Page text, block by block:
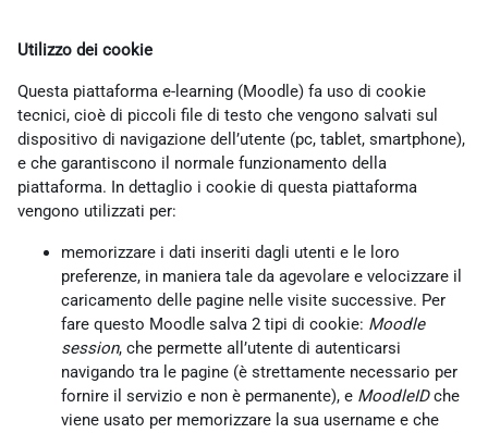
Utilizzo dei cookie
Questa piattaforma e-learning (Moodle) fa uso di cookie
tecnici, cioè di piccoli file di testo che vengono salvati sul
dispositivo di navigazione dell’utente (pc, tablet, smartphone),
e che garantiscono il normale funzionamento della
piattaforma. In dettaglio i cookie di questa piattaforma
vengono utilizzati per:
memorizzare i dati inseriti dagli utenti e le loro
preferenze, in maniera tale da agevolare e velocizzare il
caricamento delle pagine nelle visite successive. Per
fare questo Moodle salva 2 tipi di cookie: Moodle
session, che permette all’utente di autenticarsi
navigando tra le pagine (è strettamente necessario per
fornire il servizio e non è permanente), e MoodleIDche
viene usato per memorizzare la sua username e che